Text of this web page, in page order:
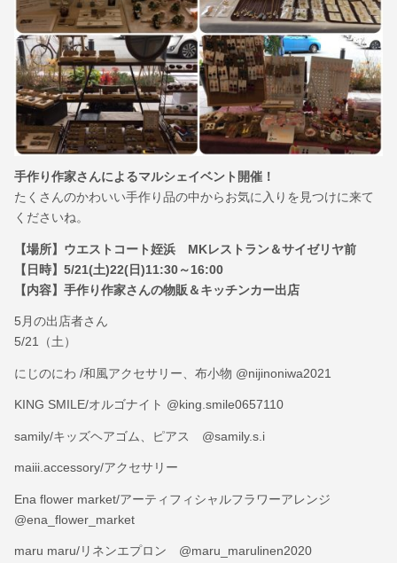
手作り作家さんによるマルシェイベント開催！
たくさんのかわいい手作り品の中からお気に入りを見つけに来て
くださいね。
【場所】ウエストコート姪浜 MKレストラン＆サイゼリヤ前
【日時】5/21(土)22(日)11:30～16:00
【内容】手作り作家さんの物販＆キッチンカー出店
5月の出店者さん
5/21（土）
にじのにわ /和風アクセサリー、布小物 @nijinoniwa2021
KING SMILE/オルゴナイト @king.smile0657110
samily/キッズヘアゴム、ピアス @samily.s.i
maiii.accessory/アクセサリー
Ena flower market/アーティフィシャルフラワーアレンジ
@ena_flower_market
maru maru/リネンエプロン @maru_marulinen2020